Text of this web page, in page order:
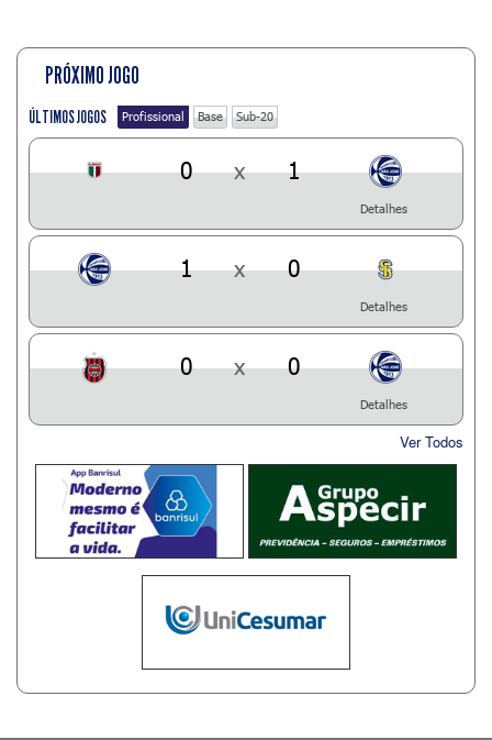
PRÓXIMO JOGO
ÚLTIMOS JOGOS Profissional Base Sub-20
0 x 1
Detalhes
1 x 0
Detalhes
0 x 0
Detalhes
Ver Todos